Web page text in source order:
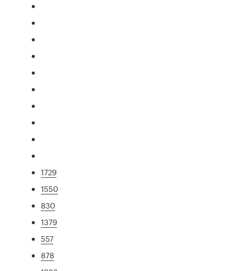
1729
1550
830
1379
557
878